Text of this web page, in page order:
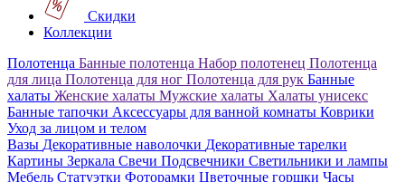
Скидки
Коллекции
Полотенца Банные полотенца Набор полотенец Полотенца
для лица Полотенца для ног Полотенца для рук Банные
халаты Женские халаты Мужские халаты Халаты унисекс
Банные тапочки Аксессуары для ванной комнаты Коврики
Уход за лицом и телом
Вазы Декоративные наволочки Декоративные тарелки
Картины Зеркала Свечи Подсвечники Светильники и лампы
Мебель Статуэтки Фоторамки Цветочные горшки Часы